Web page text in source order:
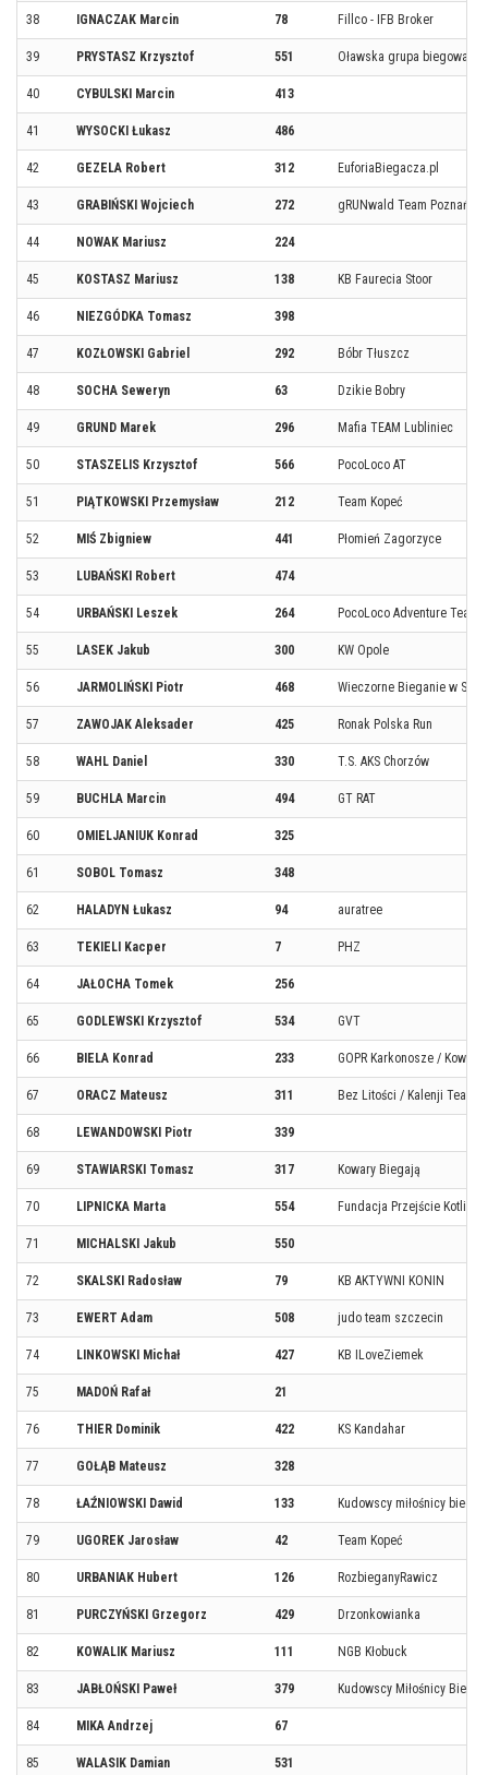
38 IGNACZAK Marcin 78 Fillco - IFB Broker
39 PRYSTASZ Krzysztof 551 Oławska grupa biegowa
40 CYBULSKI Marcin 413
41 WYSOCKI Łukasz 486
42 GEZELA Robert 312 EuforiaBiegacza.pl
43 GRABIŃSKI Wojciech 272 gRUNwald Team Poznań
44 NOWAK Mariusz 224
45 KOSTASZ Mariusz 138 KB Faurecia Stoor
46 NIEZGÓDKA Tomasz 398
47 KOZŁOWSKI Gabriel 292 Bóbr Tłuszcz
48 SOCHA Seweryn 63 Dzikie Bobry
49 GRUND Marek 296 Mafia TEAM Lubliniec
50 STASZELIS Krzysztof 566 PocoLoco AT
51 PIĄTKOWSKI Przemysław 212 Team Kopeć
52 MIŚ Zbigniew 441 Płomień Zagorzyce
53 LUBAŃSKI Robert 474
54 URBAŃSKI Leszek 264 PocoLoco Adventure Team
55 LASEK Jakub 300 KW Opole
56 JARMOLIŃSKI Piotr 468 Wieczorne Bieganie w
57 ZAWOJAK Aleksader 425 Ronak Polska Run
58 WAHL Daniel 330 T.S. AKS Chorzów
59 BUCHLA Marcin 494 GT RAT
60 OMIELJANIUK Konrad 325
61 SOBOL Tomasz 348
62 HALADYN Łukasz 94 auratree
63 TEKIELI Kacper 7 PHZ
64 JAŁOCHA Tomek 256
65 GODLEWSKI Krzysztof 534 GVT
66 BIELA Konrad 233 GOPR Karkonosze /
67 ORACZ Mateusz 311 Bez Litości / Kalenji Team
68 LEWANDOWSKI Piotr 339
69 STAWIARSKI Tomasz 317 Kowary Biegają
70 LIPNICKA Marta 554 Fundacja Przejście Kotliny
71 MICHALSKI Jakub 550
72 SKALSKI Radosław 79 KB AKTYWNI KONIN
73 EWERT Adam 508 judo team szczecin
74 LINKOWSKI Michał 427 KB ILoveZiemek
75 MADOŃ Rafał 21
76 THIER Dominik 422 KS Kandahar
77 GOŁĄB Mateusz 328
78 ŁAŹNIOWSKI Dawid 133 Kudowscy miłośnicy
79 UGOREK Jarosław 42 Team Kopeć
80 URBANIAK Hubert 126 RozbieganyRawicz
81 PURCZYŃSKI Grzegorz 429 Drzonkowianka
82 KOWALIK Mariusz 111 NGB Kłobuck
83 JABŁOŃSKI Paweł 379 Kudowscy Miłośnicy
84 MIKA Andrzej 67
85 WALASIK Damian 531